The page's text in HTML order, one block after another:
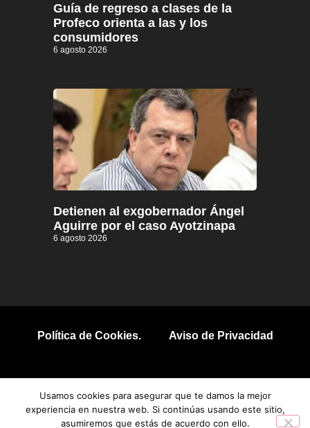
Guía de regreso a clases de la
Profeco orienta a las y los
consumidores
6 agosto 2026
Detienen al exgobernador Ángel
Aguirre por el caso Ayotzinapa
6 agosto 2026
Política de Cookies. Aviso de Privacidad
Usamos cookies para asegurar que te damos la mejor
experiencia en nuestra web. Si continúas usando este sitio,
asumiremos que estás de acuerdo con ello.